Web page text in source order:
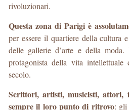
rivoluzionari.
Questa zona di Parigi è
per essere il quartiere della cultura
delle gallerie d’arte e della
protagonista della vita
secolo.
Scrittori, artisti, musicisti, attori,
sempre il loro punto di ritrovo: gli